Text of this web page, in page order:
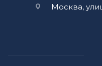
Москва,